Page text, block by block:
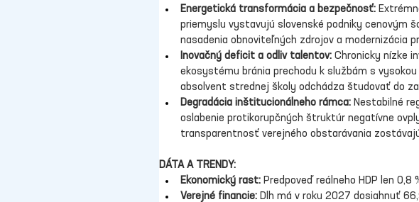
Energetická transformácia a bezpečnosť:
priemyslu vystavujú slovenské podniky cenovým
nasadenia obnoviteľných zdrojov a modernizácia
Inovačný deficit a odliv talentov: Chronicky nízke
ekosystému bránia prechodu k službám s
absolvent strednej školy odchádza študovať do
Degradácia inštitucionálneho rámca: Nestabilné
oslabenie protikorupčných štruktúr negatívne
transparentnosť verejného obstarávania
DÁTA A TRENDY:
Ekonomický rast: Predpoveď reálneho HDP len 0,8
Verejné financie: Dlh má v roku 2027 dosiahnuť